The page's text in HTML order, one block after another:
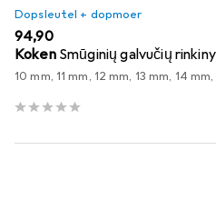
Dopsleutel + dopmoer
EUR
94,90
Koken Smūginių galvučių